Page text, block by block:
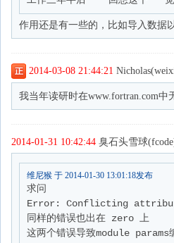
作用还是有一些的，比如导入数据
2014-03-08 21:44:21
我当年读研时在www.fortran.com
2014-01-31 10:42:44 臭石头雪球
维尼猴 于 2014-01-30 13:01:18发布
求问
Error: Conflicting
同样的错误也出在 zero 上
这两个错误导致module params